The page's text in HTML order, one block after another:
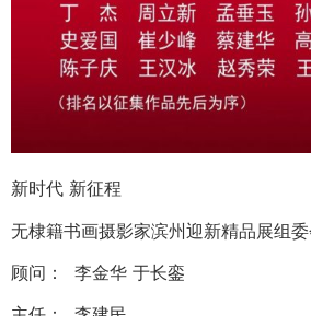
新时代 新征程
无棣籍书画摄影家滨州迎新精品展组
顾问： 李金华 于长銮